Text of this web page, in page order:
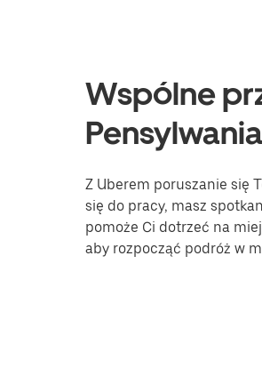
Wspólne
Pensylwania
Z Uberem poruszanie się
się do pracy, masz
pomoże Ci dotrzeć na
aby rozpocząć podróż w